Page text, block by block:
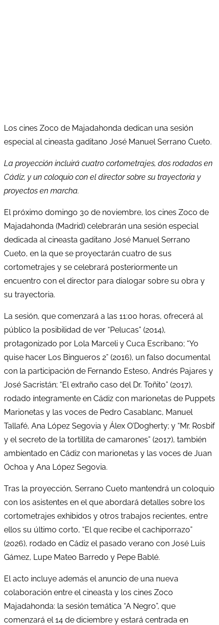
Los cines Zoco de Majadahonda dedican una sesión
especial al cineasta gaditano José Manuel Serrano Cueto.
La proyección incluirá cuatro cortometrajes, dos rodados en
Cádiz, y un coloquio con el director sobre su trayectoria y
proyectos en marcha.
El próximo domingo 30 de noviembre, los cines Zoco de
Majadahonda (Madrid) celebrarán una sesión especial
dedicada al cineasta gaditano José Manuel Serrano
Cueto, en la que se proyectarán cuatro de sus
cortometrajes y se celebrará posteriormente un
encuentro con el director para dialogar sobre su obra y
su trayectoria.
La sesión, que comenzará a las 11:00 horas, ofrecerá al
público la posibilidad de ver “Pelucas” (2014),
protagonizado por Lola Marceli y Cuca Escribano; “Yo
quise hacer Los Bingueros 2” (2016), un falso documental
con la participación de Fernando Esteso, Andrés Pajares y
José Sacristán; “El extraño caso del Dr. Toñito” (2017),
rodado íntegramente en Cádiz con marionetas de Puppets
Marionetas y las voces de Pedro Casablanc, Manuel
Tallafé, Ana López Segovia y Álex O’Dogherty; y “Mr. Rosbif
y el secreto de la tortillita de camarones” (2017), también
ambientado en Cádiz con marionetas y las voces de Juan
Ochoa y Ana López Segovia.
Tras la proyección, Serrano Cueto mantendrá un coloquio
con los asistentes en el que abordará detalles sobre los
cortometrajes exhibidos y otros trabajos recientes, entre
ellos su último corto, “El que recibe el cachiporrazo”
(2026), rodado en Cádiz el pasado verano con José Luis
Gámez, Lupe Mateo Barredo y Pepe Bablé.
El acto incluye además el anuncio de una nueva
colaboración entre el cineasta y los cines Zoco
Majadahonda: la sesión temática “A Negro”, que
comenzará el 14 de diciembre y estará centrada en